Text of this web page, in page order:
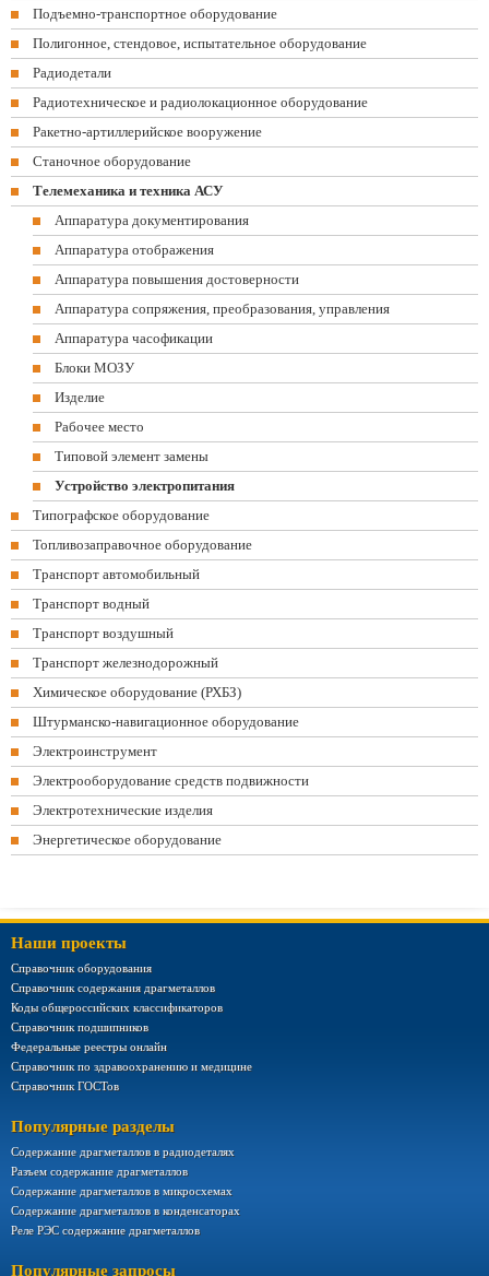
Подъемно-транспортное оборудование
Полигонное, стендовое, испытательное оборудование
Радиодетали
Радиотехническое и радиолокационное оборудование
Ракетно-артиллерийское вооружение
Станочное оборудование
Телемеханика и техника АСУ
Аппаратура документирования
Аппаратура отображения
Аппаратура повышения достоверности
Аппаратура сопряжения, преобразования, управления
Аппаратура часофикации
Блоки МОЗУ
Изделие
Рабочее место
Типовой элемент замены
Устройство электропитания
Типографское оборудование
Топливозаправочное оборудование
Транспорт автомобильный
Транспорт водный
Транспорт воздушный
Транспорт железнодорожный
Химическое оборудование (РХБЗ)
Штурманско-навигационное оборудование
Электроинструмент
Электрооборудование средств подвижности
Электротехнические изделия
Энергетическое оборудование
Наши проекты
Справочник оборудования
Справочник содержания драгметаллов
Коды общероссийских классификаторов
Справочник подшипников
Федеральные реестры онлайн
Справочник по здравоохранению и медицине
Справочник ГОСТов
Популярные разделы
Содержание драгметаллов в радиодеталях
Разъем содержание драгметаллов
Содержание драгметаллов в микросхемах
Содержание драгметаллов в конденсаторах
Реле РЭС содержание драгметаллов
Популярные запросы